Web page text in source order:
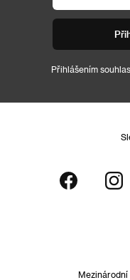
Přihlášením
Mezinárodní